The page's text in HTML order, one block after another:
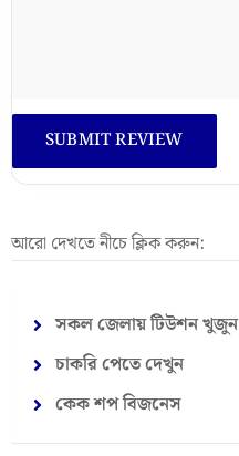
আরো দেখতে নীচে ক্লিক করুন:
সকল জেলায় টিউশন খুজুন
চাকরি পেতে দেখুন
কেক শপ বিজনেস